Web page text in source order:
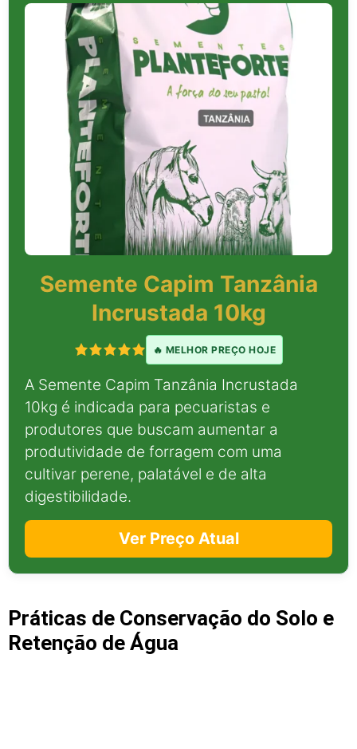
Semente Capim Tanzânia
Incrustada 10kg
🔥 MELHOR PREÇO HOJE
A Semente Capim Tanzânia Incrustada
10kg é indicada para pecuaristas e
produtores que buscam aumentar a
produtividade de forragem com uma
cultivar perene, palatável e de alta
digestibilidade.
Ver Preço Atual
Práticas de Conservação do Solo e
Retenção de Água